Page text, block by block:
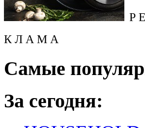
Р
К Л А М А
Самые
За сегодня: